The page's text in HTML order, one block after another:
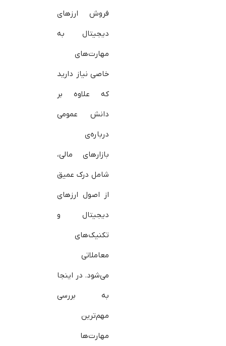
فروش ارزهای
دیجیتال به
مهارت‌های
خاصی نیاز دارید
که علاوه بر
دانش عمومی
درباره‌ی
بازارهای مالی،
شامل درک عمیق
از اصول ارزهای
دیجیتال و
تکنیک‌های
معاملاتی
می‌شود. در اینجا
به بررسی
مهم‌ترین
مهارت‌ها